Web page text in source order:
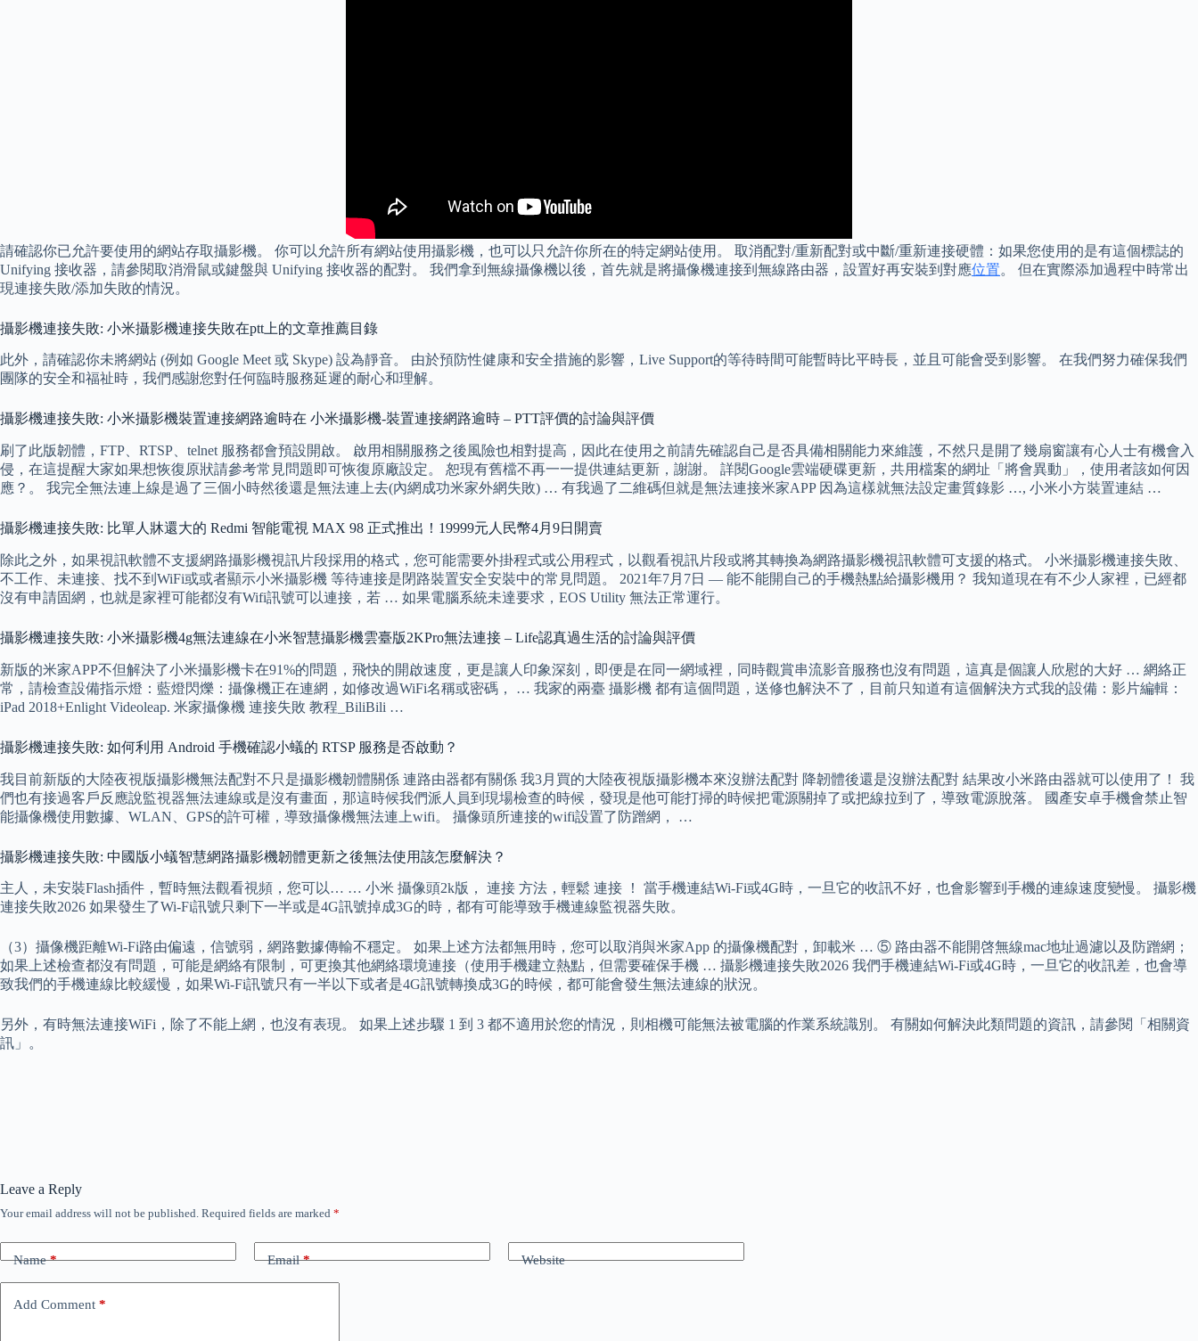
請確認你已允許要使用的網站存取攝影機。 你可以允許所有網站使用攝影機，也可以只允許你所在的特定網站使用。 取消配對/重新配對或中斷/重新連接硬體：如果您使用的是有這個標誌的
Unifying 接收器，請參閱取消滑鼠或鍵盤與 Unifying 接收器的配對。 我們拿到無線攝像機以後，首先就是將攝像機連接到無線路由器，設置好再安裝到對應位置。 但在實際添加過程中時常出
現連接失敗/添加失敗的情況。
攝影機連接失敗: 小米攝影機連接失敗在ptt上的文章推薦目錄
此外，請確認你未將網站 (例如 Google Meet 或 Skype) 設為靜音。 由於預防性健康和安全措施的影響，Live Support的等待時間可能暫時比平時長，並且可能會受到影響。 在我們努力確保我們
團隊的安全和福祉時，我們感謝您對任何臨時服務延遲的耐心和理解。
攝影機連接失敗: 小米攝影機裝置連接網路逾時在 小米攝影機-裝置連接網路逾時 – PTT評價的討論與評價
刷了此版韌體，FTP、RTSP、telnet 服務都會預設開啟。 啟用相關服務之後風險也相對提高，因此在使用之前請先確認自己是否具備相關能力來維護，不然只是開了幾扇窗讓有心人士有機會入
侵，在這提醒大家如果想恢復原狀請參考常見問題即可恢復原廠設定。 恕現有舊檔不再一一提供連結更新，謝謝。 詳閱Google雲端硬碟更新，共用檔案的網址「將會異動」，使用者該如何因
應？。 我完全無法連上線是過了三個小時然後還是無法連上去(內網成功米家外網失敗) … 有我過了二維碼但就是無法連接米家APP 因為這樣就無法設定畫質錄影 …, 小米小方裝置連結 …
攝影機連接失敗: 比單人牀還大的 Redmi 智能電視 MAX 98 正式推出！19999元人民幣4月9日開賣
除此之外，如果視訊軟體不支援網路攝影機視訊片段採用的格式，您可能需要外掛程式或公用程式，以觀看視訊片段或將其轉換為網路攝影機視訊軟體可支援的格式。 小米攝影機連接失敗、
不工作、未連接、找不到WiFi或或者顯示小米攝影機 等待連接是閉路裝置安全安裝中的常見問題。 2021年7月7日 — 能不能開自己的手機熱點給攝影機用？ 我知道現在有不少人家裡，已經都
沒有申請固網，也就是家裡可能都沒有Wifi訊號可以連接，若 … 如果電腦系統未達要求，EOS Utility 無法正常運行。
攝影機連接失敗: 小米攝影機4g無法連線在小米智慧攝影機雲臺版2KPro無法連接 – Life認真過生活的討論與評價
新版的米家APP不但解決了小米攝影機卡在91%的問題，飛快的開啟速度，更是讓人印象深刻，即便是在同一網域裡，同時觀賞串流影音服務也沒有問題，這真是個讓人欣慰的大好 … 網絡正
常，請檢查設備指示燈：藍燈閃爍：攝像機正在連網，如修改過WiFi名稱或密碼， … 我家的兩臺 攝影機 都有這個問題，送修也解決不了，目前只知道有這個解決方式我的設備：影片編輯：
iPad 2018+Enlight Videoleap. 米家攝像機 連接失敗 教程_BiliBili …
攝影機連接失敗: 如何利用 Android 手機確認小蟻的 RTSP 服務是否啟動？
我目前新版的大陸夜視版攝影機無法配對不只是攝影機韌體關係 連路由器都有關係 我3月買的大陸夜視版攝影機本來沒辦法配對 降韌體後還是沒辦法配對 結果改小米路由器就可以使用了！ 我
們也有接過客戶反應說監視器無法連線或是沒有畫面，那這時候我們派人員到現場檢查的時候，發現是他可能打掃的時候把電源關掉了或把線拉到了，導致電源脫落。 國產安卓手機會禁止智
能攝像機使用數據、WLAN、GPS的許可權，導致攝像機無法連上wifi。 攝像頭所連接的wifi設置了防蹭網， …
攝影機連接失敗: 中國版小蟻智慧網路攝影機韌體更新之後無法使用該怎麼解決？
主人，未安裝Flash插件，暫時無法觀看視頻，您可以… … 小米 攝像頭2k版， 連接 方法，輕鬆 連接 ！ 當手機連結Wi-Fi或4G時，一旦它的收訊不好，也會影響到手機的連線速度變慢。 攝影機
連接失敗2026 如果發生了Wi-Fi訊號只剩下一半或是4G訊號掉成3G的時，都有可能導致手機連線監視器失敗。
（3）攝像機距離Wi-Fi路由偏遠，信號弱，網路數據傳輸不穩定。 如果上述方法都無用時，您可以取消與米家App 的攝像機配對，卸載米 … ⑤ 路由器不能開啓無線mac地址過濾以及防蹭網；
如果上述檢查都沒有問題，可能是網絡有限制，可更換其他網絡環境連接（使用手機建立熱點，但需要確保手機 … 攝影機連接失敗2026 我們手機連結Wi-Fi或4G時，一旦它的收訊差，也會導
致我們的手機連線比較緩慢，如果Wi-Fi訊號只有一半以下或者是4G訊號轉換成3G的時候，都可能會發生無法連線的狀況。
另外，有時無法連接WiFi，除了不能上網，也沒有表現。 如果上述步驟 1 到 3 都不適用於您的情況，則相機可能無法被電腦的作業系統識別。 有關如何解決此類問題的資訊，請參閱「相關資
訊」。
Leave a Reply
Your email address will not be published. Required fields are marked *
Name* Email* Website
Add Comment *